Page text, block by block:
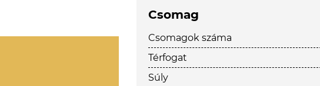
Csomag
Csomagok száma
Térfogat
Súly